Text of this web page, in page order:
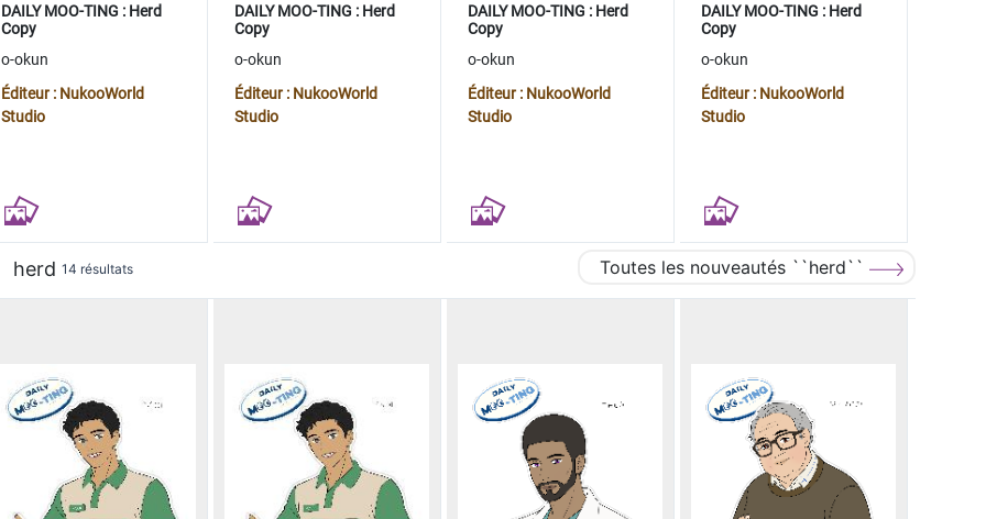
DAILY MOO-TING : Herd
Copy
o-okun
Éditeur : NukooWorld
Studio
DAILY MOO-TING : Herd
Copy
o-okun
Éditeur : NukooWorld
Studio
DAILY MOO-TING : Herd
Copy
o-okun
Éditeur : NukooWorld
Studio
DAILY MOO-TING : Herd
Copy
o-okun
Éditeur : NukooWorld
Studio
herd 14 résultats Toutes les nouveautés ``herd``